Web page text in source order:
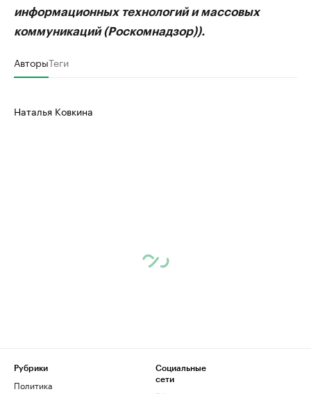
информационных технологий и массовых
коммуникаций (Роскомнадзор)).
АвторыТеги
Наталья Ковкина
Рубрики
Политика
Социальные
сети